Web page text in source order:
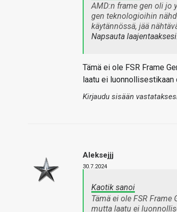
AMD:n frame gen oli jo
gen teknologioihin
käytännössä, jää
Napsauta
Tämä ei ole FSR Frame
laatu ei luonnollisestikaan
Kirjaudu sisään
Aleksejjj
30.7.2024
Kaotik sanoi
Tämä ei ole FSR
mutta laatu ei